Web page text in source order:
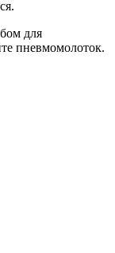
для
пневмомолоток.